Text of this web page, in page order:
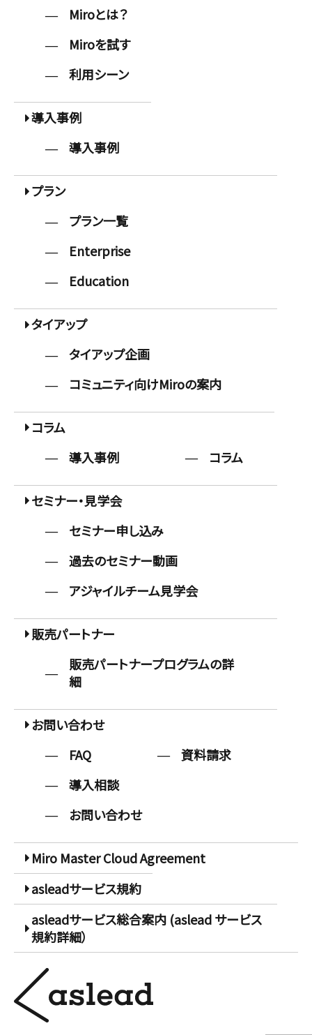
Miroとは？
Miroを試す
利用シーン
導入事例
導入事例
プラン
プラン一覧
Enterprise
Education
タイアップ
タイアップ企画
コミュニティ向けMiroの案内
コラム
導入事例
コラム
セミナー・見学会
セミナー申し込み
過去のセミナー動画
アジャイルチーム見学会
販売パートナー
販売パートナープログラムの詳
細
お問い合わせ
FAQ
資料請求
導入相談
お問い合わせ
Miro Master Cloud Agreement
asleadサービス規約
asleadサービス総合案内 (aslead サービス
規約詳細）